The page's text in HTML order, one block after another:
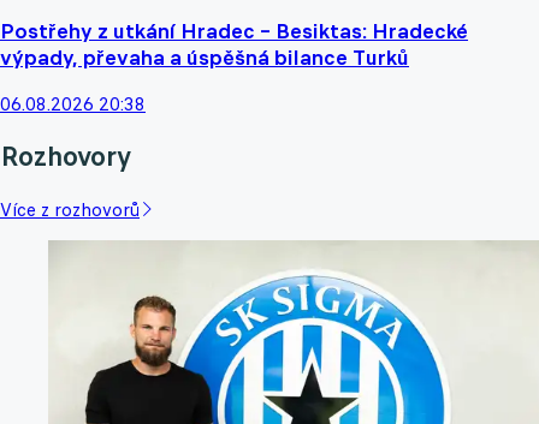
Postřehy z utkání Hradec – Besiktas: Hradecké
výpady, převaha a úspěšná bilance Turků
06.08.2026 20:38
Rozhovory
Více z rozhovorů